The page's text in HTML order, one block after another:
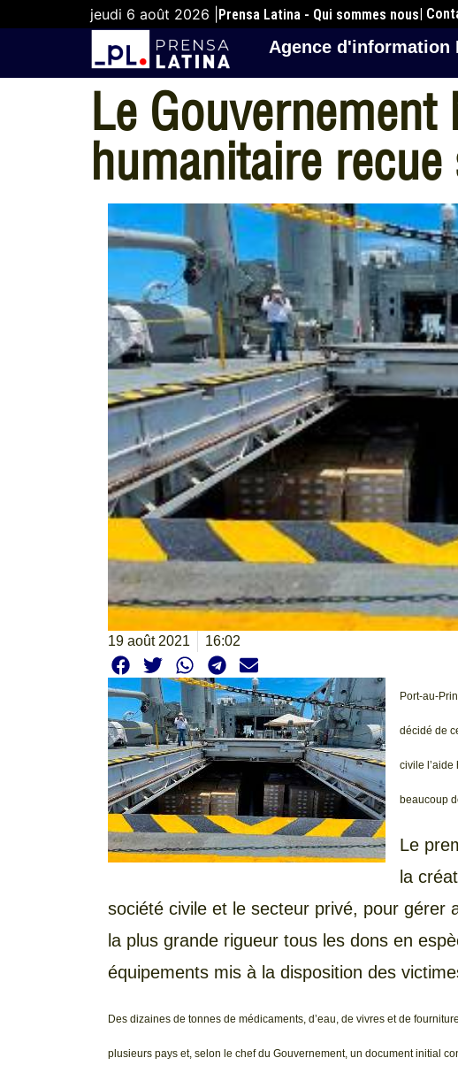
jeudi 6 août 2026 | Prensa Latina - Qui sommes nous|
Agence d'information
Le Gouvernement
humanitaire
19 août 2021 16:02
Port-au-
décidé de
civile
beaucoup
Le
la
société civile et le secteur privé, pour gérer
la plus grande rigueur tous les dons en
équipements mis à la disposition des
Des dizaines de tonnes de médicaments, d’eau, de vivres et de
plusieurs pays et, selon le chef du Gouvernement, un document initial